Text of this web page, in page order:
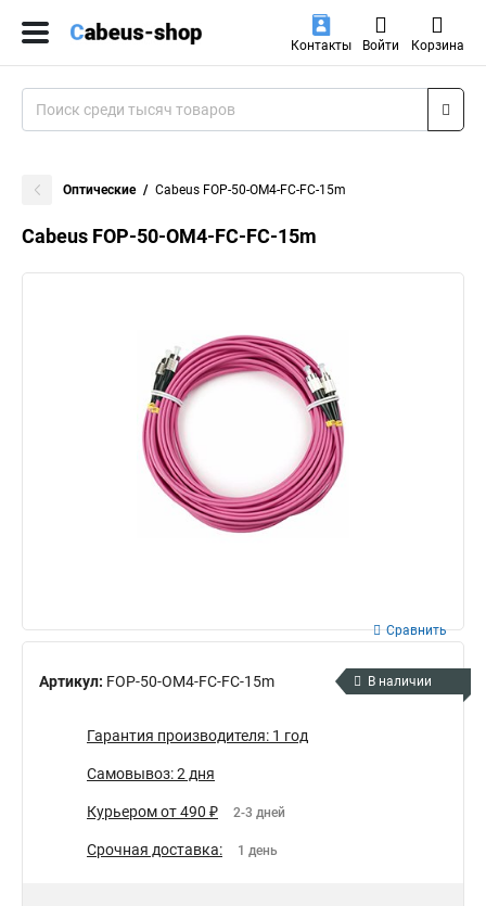
Контакты Войти Корзина
Оптические Cabeus FOP-50-OM4-FC-FC-15m
Cabeus FOP-50-OM4-FC-FC-15m
Артикул: FOP-50-OM4-FC-FC-15m
Сравнить
В наличии
Гарантия производителя: 1 год
Самовывоз: 2 дня
Курьером от 490 ₽ 2-3 дней
Срочная доставка: 1 день